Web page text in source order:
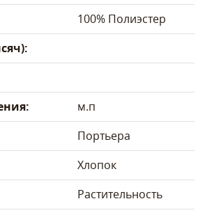
100% Полиэстер
м.п
Портьера
Хлопок
Растительность